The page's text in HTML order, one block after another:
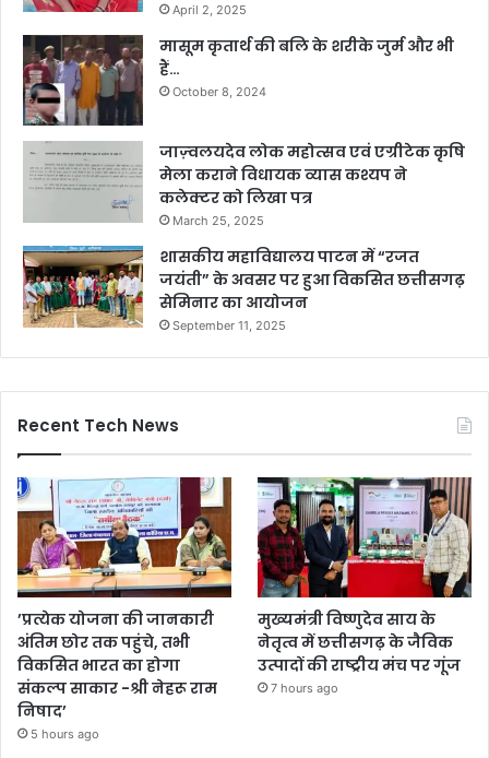
April 2, 2025
मासूम कृतार्थ की बलि के शरीके जुर्म और भी
हैं…
October 8, 2024
जाज़्वलयदेव लोक महोत्सव एवं एग्रीटेक कृषि
मेला कराने विधायक व्यास कश्यप ने
कलेक्टर को लिखा पत्र
March 25, 2025
शासकीय महाविद्यालय पाटन में “रजत
जयंती” के अवसर पर हुआ विकसित छत्तीसगढ़
सेमिनार का आयोजन
September 11, 2025
Recent Tech News
’प्रत्येक योजना की जानकारी
अंतिम छोर तक पहुंचे, तभी
विकसित भारत का होगा
संकल्प साकार -श्री नेहरू राम
निषाद’
5 hours ago
मुख्यमंत्री विष्णुदेव साय के
नेतृत्व में छत्तीसगढ़ के जैविक
उत्पादों की राष्ट्रीय मंच पर गूंज
7 hours ago